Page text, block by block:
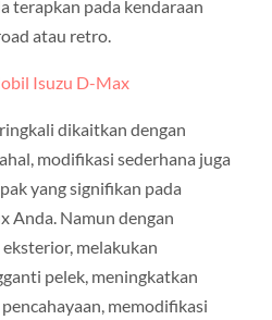
terapkan pada kendaraan
atau retro.
Isuzu D-Max
dikaitkan dengan
modifikasi sederhana juga
yang signifikan pada
Anda. Namun dengan
melakukan
pelek, meningkatkan
memodifikasi